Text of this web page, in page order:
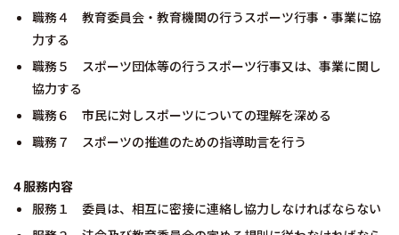
職務４ 教育委員会・教育機関の行うスポーツ行事・事業に協
力する
職務５ スポーツ団体等の行うスポーツ行事又は、事業に関し
協力する
職務６ 市民に対しスポーツについての理解を深める
職務７ スポーツの推進のための指導助言を行う
4 服務内容
服務１ 委員は、相互に密接に連絡し協力しなければならない